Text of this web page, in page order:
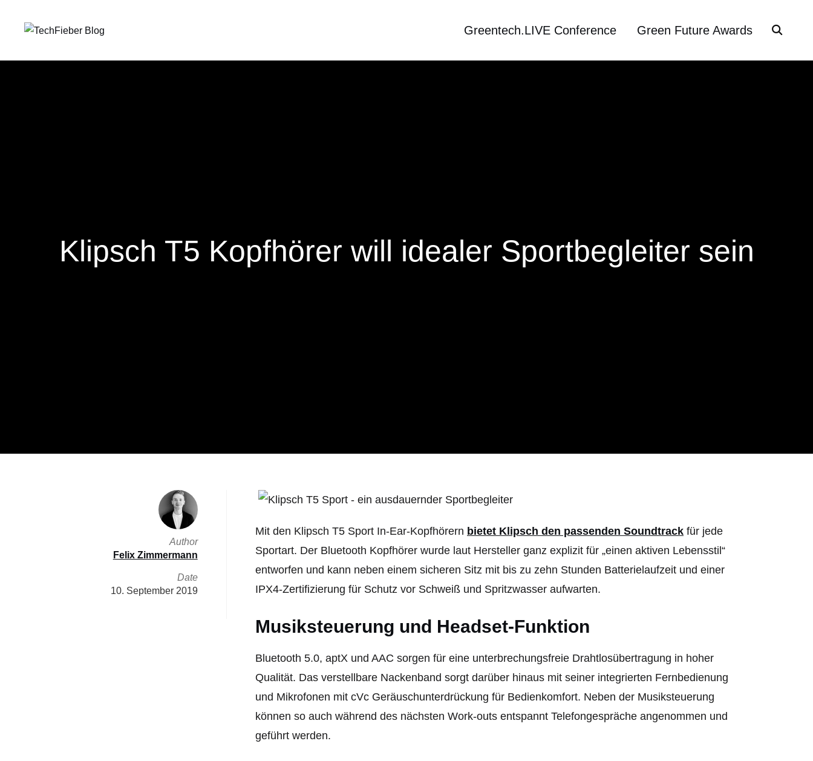
Greentech.LIVE Conference Green Future Awards
Klipsch T5 Kopfhörer will idealer Sportbegleiter sein
Mit den Klipsch T5 Sport In-Ear-Kopfhörern bietet Klipsch den passenden Soundtrack für jede
Sportart. Der Bluetooth Kopfhörer wurde laut Hersteller ganz explizit für „einen aktiven Lebensstil“
entworfen und kann neben einem sicheren Sitz mit bis zu zehn Stunden Batterielaufzeit und einer
IPX4-Zertifizierung für Schutz vor Schweiß und Spritzwasser aufwarten.
Musiksteuerung und Headset-Funktion
Bluetooth 5.0, aptX und AAC sorgen für eine unterbrechungsfreie Drahtlosübertragung in hoher
Qualität. Das verstellbare Nackenband sorgt darüber hinaus mit seiner integrierten Fernbedienung
und Mikrofonen mit cVc Geräuschunterdrückung für Bedienkomfort. Neben der Musiksteuerung
können so auch während des nächsten Work-outs entspannt Telefongespräche angenommen und
geführt werden.
Author
Felix Zimmermann
Date
10. September 2019